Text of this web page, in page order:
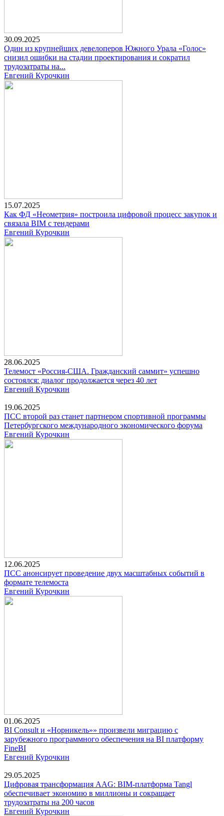
30.09.2025
Один из крупнейших девелоперов Южного Урала «Голос»
снизил ошибки на стадии проектирования и сократил
трудозатраты на...
Евгений Курочкин
15.07.2025
Как ФД «Неометрия» построила цифровой процесс закупок и
связала BIM с тендерами
Евгений Курочкин
28.06.2025
Телемост «Россия-США. Гражданский саммит» успешно
состоялся: диалог продолжается через 40 лет
Евгений Курочкин
19.06.2025
ПСС второй раз станет партнером спортивной программы
Петербургского международного экономического форума
Евгений Курочкин
12.06.2025
ПСС анонсирует проведение двух масштабных событий в
формате телемоста
Евгений Курочкин
01.06.2025
BI Consult и «Норникель»» произвели миграцию с
зарубежного программного обеспечения на BI платформу
FineBI
Евгений Курочкин
29.05.2025
Цифровая трансформация AAG: BIM-платформа Tangl
обеспечивает экономию в миллионы и сокращает
трудозатраты на 200 часов
Евгений Курочкин